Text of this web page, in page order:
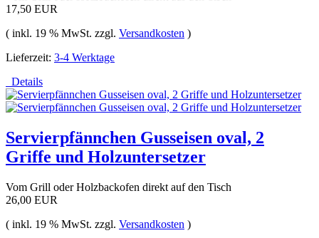
17,50 EUR
( inkl. 19 % MwSt. zzgl. Versandkosten )
Lieferzeit: 3-4 Werktage
Details
Servierpfännchen Gusseisen oval, 2
Griffe und Holzuntersetzer
Vom Grill oder Holzbackofen direkt auf den Tisch
26,00 EUR
( inkl. 19 % MwSt. zzgl. Versandkosten )